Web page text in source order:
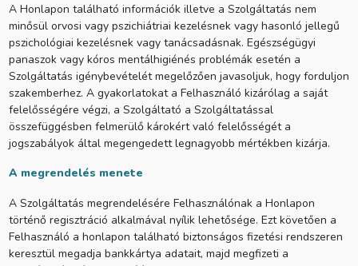
A Honlapon található információk illetve a Szolgáltatás nem
minősül orvosi vagy pszichiátriai kezelésnek vagy hasonló jellegű
pszichológiai kezelésnek vagy tanácsadásnak. Egészségügyi
panaszok vagy kóros mentálhigiénés problémák esetén a
Szolgáltatás igénybevételét megelőzően javasoljuk, hogy forduljon
szakemberhez. A gyakorlatokat a Felhasználó kizárólag a saját
felelősségére végzi, a Szolgáltató a Szolgáltatással
összefüggésben felmerülő károkért való felelősségét a
jogszabályok által megengedett legnagyobb mértékben kizárja.
A megrendelés menete
A Szolgáltatás megrendelésére Felhasználónak a Honlapon
történő regisztráció alkalmával nyílik lehetősége. Ezt követően a
Felhasználó a honlapon található biztonságos fizetési rendszeren
keresztül megadja bankkártya adatait, majd megfizeti a